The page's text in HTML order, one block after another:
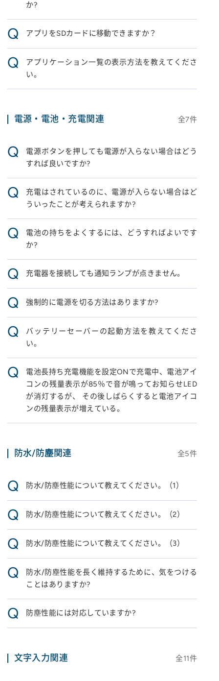
か?
Q アプリをSDカードに移動できますか？
Q
アプリケーション一覧の表示方法を教えてくださ
い。
電源・電池・充電関連 全7件
Q
電源ボタンを押しても電源が入らない場合はどう
すれば良いですか?
Q
充電はされているのに、電源が入らない場合はど
ういったことが考えられますか?
Q
電池の持ちをよくするには、どうすればよいです
か?
Q 充電器を接続しても通知ランプが点きません。
Q 強制的に電源を切る方法はありますか?
Q
バッテリーセーバーの起動方法を教えてくださ
い。
Q
電池長持ち充電機能を設定ONで充電中、電池アイ
コンの残量表示が85％で音が鳴ってお知らせLED
が消灯するが、 その後しばらくすると電池アイコ
ンの残量表示が増えている。
防水/防塵関連 全5件
Q 防水/防塵性能について教えてください。（1）
Q 防水/防塵性能について教えてください。（2）
Q 防水/防塵性能について教えてください。（3）
Q
防水/防塵性能を長く維持するために、気をつける
ことはありますか?
Q 防塵性能には対応していますか?
文字入力関連 全11件